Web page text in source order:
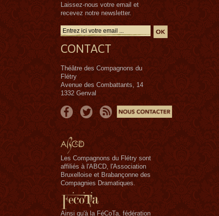
Laissez-nous votre email et
recevez notre newsletter.
CONTACT
Théâtre des Compagnons du
Flétry
Avenue des Combattants, 14
1332 Genval
Les Compagnons du Flétry sont
affiliés à l'ABCD, l'Association
Bruxelloise et Brabançonne des
Compagnies Dramatiques.
Ainsi qu'à la FéCoTa, fédération